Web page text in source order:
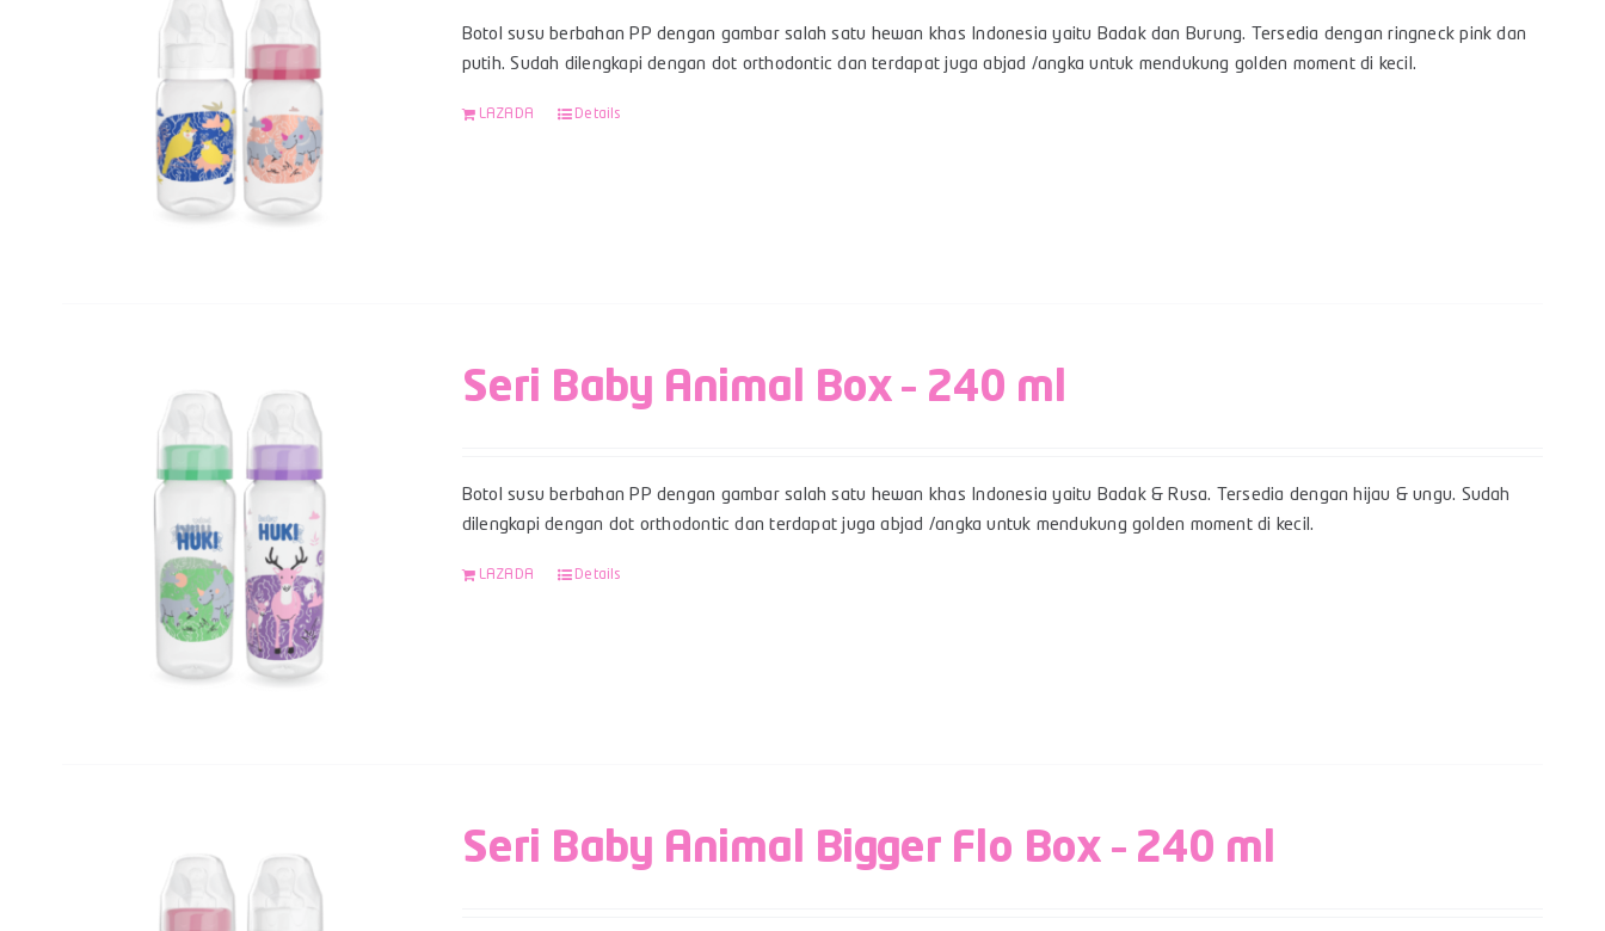
Botol susu berbahan PP dengan gambar salah satu hewan khas Indonesia yaitu Badak dan Burung. Tersedia dengan ringneck pink dan
putih. Sudah dilengkapi dengan dot orthodontic dan terdapat juga abjad /angka untuk mendukung golden moment di kecil.
LAZADA Details
Seri Baby Animal Box – 240 ml
Botol susu berbahan PP dengan gambar salah satu hewan khas Indonesia yaitu Badak & Rusa. Tersedia dengan hijau & ungu. Sudah
dilengkapi dengan dot orthodontic dan terdapat juga abjad /angka untuk mendukung golden moment di kecil.
LAZADA Details
Seri Baby Animal Bigger Flo Box – 240 ml